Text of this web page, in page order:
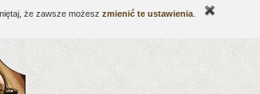
że zawsze możesz zmienić te ustawienia